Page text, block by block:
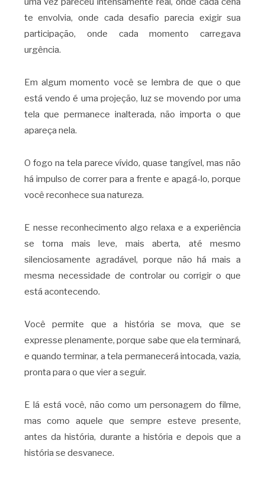
te envolvia, onde cada desafio parecia exigir sua
participação, onde cada momento carregava
urgência.
Em algum momento você se lembra de que o que
está vendo é uma projeção, luz se movendo por uma
tela que permanece inalterada, não importa o que
apareça nela.
O fogo na tela parece vívido, quase tangível, mas não
há impulso de correr para a frente e apagá-lo, porque
você reconhece sua natureza.
E nesse reconhecimento algo relaxa e a experiência
se torna mais leve, mais aberta, até mesmo
silenciosamente agradável, porque não há mais a
mesma necessidade de controlar ou corrigir o que
está acontecendo.
Você permite que a história se mova, que se
expresse plenamente, porque sabe que ela terminará,
e quando terminar, a tela permanecerá intocada, vazia,
pronta para o que vier a seguir.
E lá está você, não como um personagem do filme,
mas como aquele que sempre esteve presente,
antes da história, durante a história e depois que a
história se desvanece.